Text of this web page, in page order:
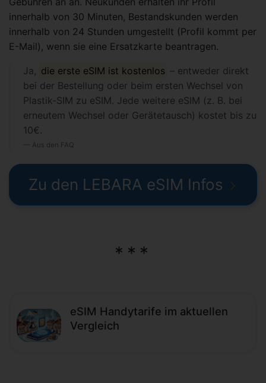
innerhalb von 30 Minuten, Bestandskunden werden
innerhalb von 24 Stunden umgestellt (Profil kommt per
E-Mail), wenn sie eine Ersatzkarte beantragen.
Ja, die erste eSIM ist kostenlos
– entweder direkt
bei der Bestellung oder beim ersten Wechsel von
Plastik-SIM zu eSIM. Jede weitere eSIM (z. B. bei
erneutem Wechsel oder Gerätetausch) kostet bis zu
10€.
Aus den FAQ
Zu den LEBARA eSIM Infos
eSIM Handytarife im aktuellen
Vergleich